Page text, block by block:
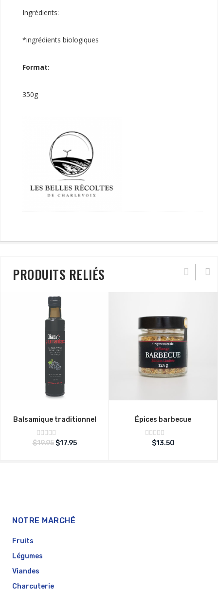
Ingrédients:
*ingrédients biologiques
Format:
350g
PRODUITS RELIÉS
Balsamique traditionnel
Note
$19.95 $17.95
Épices barbecue
Note
sur
$13.50
NOTRE MARCHÉ
Fruits
Légumes
Viandes
Charcuterie